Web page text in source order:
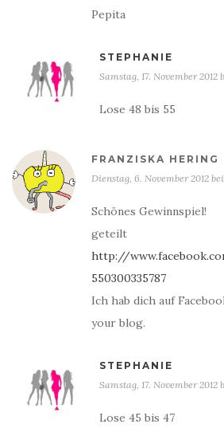
Pepita
STEPHANIE
Samstag, 17. November 2012
Lose 48 bis 55
FRANZISKA HERING
Dienstag, 6. November 2012
Schönes Gewinnspiel!
geteilt
http://
550300335787
Ich hab dich auf
your blog.
STEPHANIE
Samstag, 17. November 2012
Lose 45 bis 47